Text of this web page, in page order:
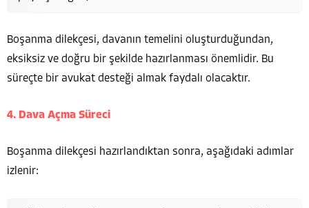
Boşanma dilekçesi, davanın temelini oluşturduğundan,
eksiksiz ve doğru bir şekilde hazırlanması önemlidir. Bu
süreçte bir avukat desteği almak faydalı olacaktır.
4. Dava Açma Süreci
Boşanma dilekçesi hazırlandıktan sonra, aşağıdaki adımlar
izlenir: